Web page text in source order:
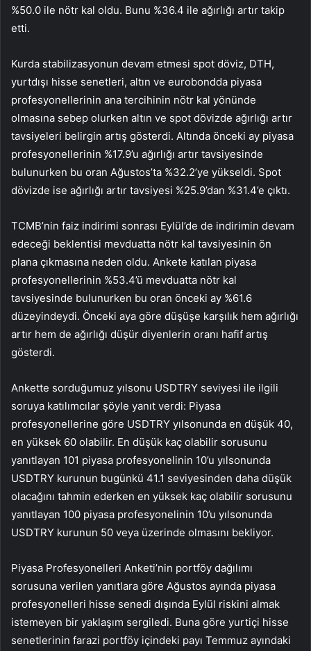
%50.0 ile nötr kal oldu. Bunu %36.4 ile ağırlığı artır takip
etti.
Kurda stabilizasyonun devam etmesi spot döviz, DTH,
yurtdışı hisse senetleri, altın ve eurobondda piyasa
profesyonellerinin ana tercihinin nötr kal yönünde
olmasına sebep olurken altın ve spot dövizde ağırlığı artır
tavsiyeleri belirgin artış gösterdi. Altında önceki ay piyasa
profesyonellerinin %17.9’u ağırlığı artır tavsiyesinde
bulunurken bu oran Ağustos’ta %32.2’ye yükseldi. Spot
dövizde ise ağırlığı artır tavsiyesi %25.9’dan %31.4’e çıktı.
TCMB’nin faiz indirimi sonrası Eylül’de de indirimin devam
edeceği beklentisi mevduatta nötr kal tavsiyesinin ön
plana çıkmasına neden oldu. Ankete katılan piyasa
profesyonellerinin %53.4’ü mevduatta nötr kal
tavsiyesinde bulunurken bu oran önceki ay %61.6
düzeyindeydi. Önceki aya göre düşüşe karşılık hem ağırlığı
artır hem de ağırlığı düşür diyenlerin oranı hafif artış
gösterdi.
Ankette sorduğumuz yılsonu USDTRY seviyesi ile ilgili
soruya katılımcılar şöyle yanıt verdi: Piyasa
profesyonellerine göre USDTRY yılsonunda en düşük 40,
en yüksek 60 olabilir. En düşük kaç olabilir sorusunu
yanıtlayan 101 piyasa profesyonelinin 10’u yılsonunda
USDTRY kurunun bugünkü 41.1 seviyesinden daha düşük
olacağını tahmin ederken en yüksek kaç olabilir sorusunu
yanıtlayan 100 piyasa profesyonelinin 10’u yılsonunda
USDTRY kurunun 50 veya üzerinde olmasını bekliyor.
Piyasa Profesyonelleri Anketi’nin portföy dağılımı
sorusuna verilen yanıtlara göre Ağustos ayında piyasa
profesyonelleri hisse senedi dışında Eylül riskini almak
istemeyen bir yaklaşım sergiledi. Buna göre yurtiçi hisse
senetlerinin farazi portföy içindeki payı Temmuz ayındaki